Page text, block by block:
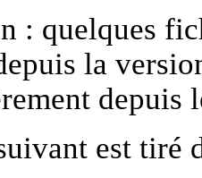
: quelques
la
depuis
est tiré